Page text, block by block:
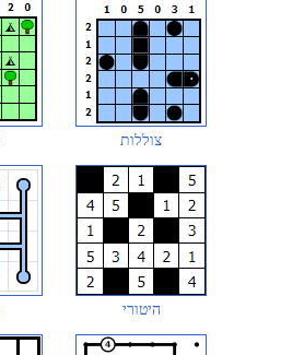
צוללות
היטורי